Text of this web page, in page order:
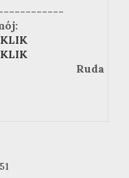
Ruda